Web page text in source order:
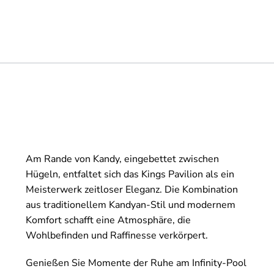
Am Rande von Kandy, eingebettet zwischen
Hügeln, entfaltet sich das Kings Pavilion als ein
Meisterwerk zeitloser Eleganz. Die Kombination
aus traditionellem Kandyan-Stil und modernem
Komfort schafft eine Atmosphäre, die
Wohlbefinden und Raffinesse verkörpert.
Genießen Sie Momente der Ruhe am Infinity-Pool